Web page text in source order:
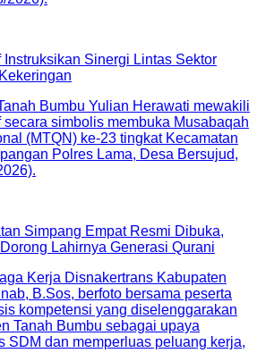
Sinergi Lintas Sektor
Simpang Empat Resmi Dibuka,
Lahirnya Generasi Qurani